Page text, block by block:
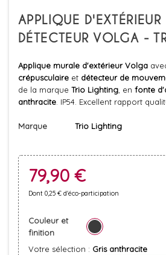
APPLIQUE
DÉTECTEUR VOLGA -
Applique murale d'extérieur Volga
crépusculaire et détecteur de
de la marque Trio Lighting , en fonte
anthracite . IP54. Excellent rapport
Marque Trio Lighting
79,90 €
Dont 0,25 € d'éco-participation
Couleur et
finition
Votre sélection : Gris anthracite